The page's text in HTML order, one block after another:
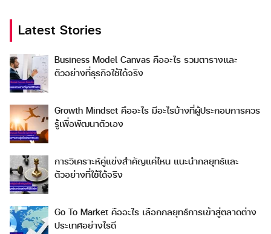
Latest Stories
Business Model Canvas คืออะไร รวมตารางและ
ตัวอย่างที่ธุรกิจใช้ได้จริง
Growth Mindset คืออะไร มีอะไรบ้างที่ผู้ประกอบการควร
รู้เพื่อพัฒนาตัวเอง
การวิเคราะห์คู่แข่งสำคัญแค่ไหน แนะนำกลยุทธ์และ
ตัวอย่างที่ใช้ได้จริง
Go To Market คืออะไร เลือกกลยุทธ์การเข้าสู่ตลาดต่าง
ประเทศอย่างไรดี